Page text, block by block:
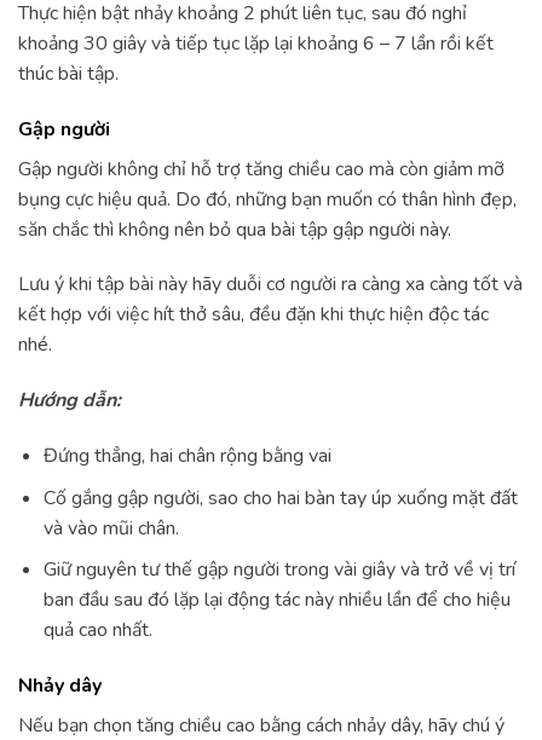
Thực hiện bật nhảy khoảng 2 phút liên tục, sau đó nghỉ
khoảng 30 giây và tiếp tục lặp lại khoảng 6 – 7 lần rồi kết
thúc bài tập.
Gập người
Gập người không chỉ hỗ trợ tăng chiều cao mà còn giảm mỡ
bụng cực hiệu quả. Do đó, những bạn muốn có thân hình đẹp,
săn chắc thì không nên bỏ qua bài tập gập người này.
Lưu ý khi tập bài này hãy duỗi cơ người ra càng xa càng tốt và
kết hợp với việc hít thở sâu, đều đặn khi thực hiện độc tác
nhé.
Hướng dẫn:
Đứng thẳng, hai chân rộng bằng vai
Cố gắng gập người, sao cho hai bàn tay úp xuống mặt đất
và vào mũi chân.
Giữ nguyên tư thế gập người trong vài giây và trở về vị trí
ban đầu sau đó lặp lại động tác này nhiều lần để cho hiệu
quả cao nhất.
Nhảy dây
Nếu bạn chọn tăng chiều cao bằng cách nhảy dây, hãy chú ý